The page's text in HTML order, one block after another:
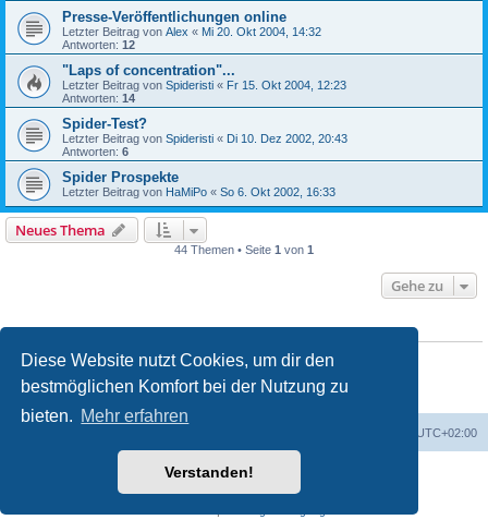
Diese Website nutzt Cookies, um dir den
bestmöglichen Komfort bei der Nutzung zu
bieten. Mehr erfahren
Verstanden!
Presse-Veröffentlichungen online
Letzter Beitrag von Alex « Mi 20. Okt 2004, 14:32
Antworten: 12
"Laps of concentration"...
Letzter Beitrag von Spideristi « Fr 15. Okt 2004, 12:23
Antworten: 14
Spider-Test?
Letzter Beitrag von Spideristi « Di 10. Dez 2002, 20:43
Antworten: 6
Spider Prospekte
Letzter Beitrag von HaMiPo « So 6. Okt 2002, 16:33
Neues Thema
44 Themen • Seite 1 von 1
Gehe zu
Du darfst
keine neuen Themen in diesem Forum erstellen.
Du darfstkeine Antworten zu Themen in diesem Forum erstellen.
Du darfst deine Beiträge in diesem Forum nicht ändern.
Du darfst deine Beiträge in diesem Forum
UTC+02:00
Powered byphpBB® Forum Software © phpBB Limited
phpBB.de